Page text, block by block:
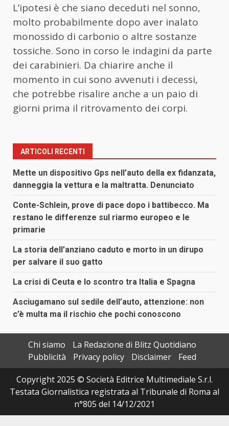
L’ipotesi è che siano deceduti nel sonno,
molto probabilmente dopo aver inalato
monossido di carbonio o altre sostanze
tossiche. Sono in corso le indagini da parte
dei carabinieri. Da chiarire anche il
momento in cui sono avvenuti i decessi,
che potrebbe risalire anche a un paio di
giorni prima il ritrovamento dei corpi.
ARTICOLI RECENTI
Mette un dispositivo Gps nell’auto della ex fidanzata,
danneggia la vettura e la maltratta. Denunciato
Conte-Schlein, prove di pace dopo i battibecco. Ma
restano le differenze sul riarmo europeo e le
primarie
La storia dell’anziano caduto e morto in un dirupo
per salvare il suo gatto
La crisi di Ceuta e lo scontro tra Italia e Spagna
Asciugamano sul sedile dell’auto, attenzione: non
c’è multa ma il rischio che pochi conoscono
Chi siamo
La Redazione di Blitz Quotidiano
Pubblicità
Privacy policy Disclaimer
Feed
Copyright 2025 © Società Editrice Multimediale S.r.l.
Testata Giornalistica registrata al Tribunale di Roma al
n°805 del 14/12/2021